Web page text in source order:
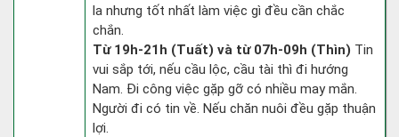
la nhưng tốt nhất làm việc gì đều cần chắc
chắn.
Từ 19h-21h (Tuất) và từ 07h-09h (Thìn) Tin
vui sắp tới, nếu cầu lộc, cầu tài thì đi hướng
Nam. Đi công việc gặp gỡ có nhiều may mắn.
Người đi có tin về. Nếu chăn nuôi đều gặp thuận
lợi.